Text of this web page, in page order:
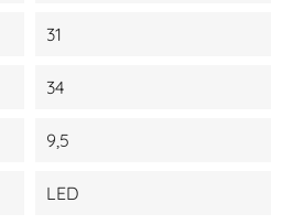
31
34
9,5
LED